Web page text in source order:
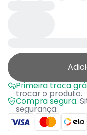
Primeira troca
trocar o produto.
Compra segura.
segurança.